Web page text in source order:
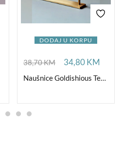
DODAJ U KORPU
38,70KM 34,80KM
Naušnice Goldishious TearDrop